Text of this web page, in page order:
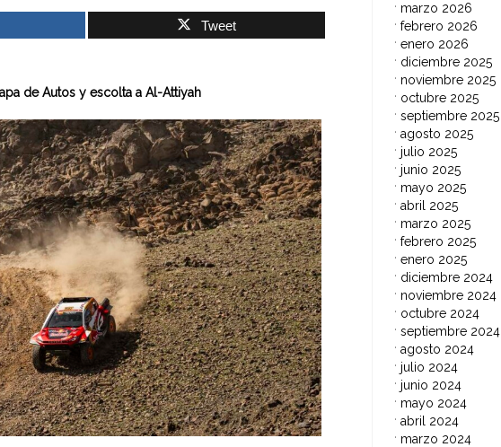
Tweet
de Autos y escolta a Al-Attiyah
marzo 2026
febrero 2026
enero 2026
diciembre 2025
noviembre 2025
octubre 2025
septiembre 2025
agosto 2025
julio 2025
junio 2025
mayo 2025
abril 2025
marzo 2025
febrero 2025
enero 2025
diciembre 2024
noviembre 2024
octubre 2024
septiembre 2024
agosto 2024
julio 2024
junio 2024
mayo 2024
abril 2024
marzo 2024